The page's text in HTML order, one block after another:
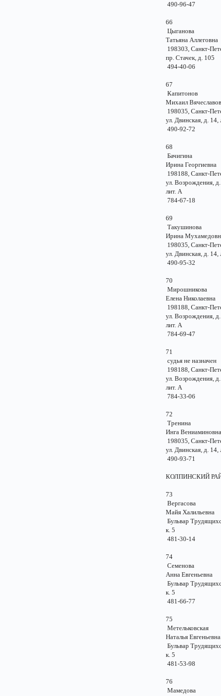
490-96-47
66
Цыганова
Татьяна
198303, Санкт-
пр. Стачек, д.
494-40-06
67
Капитонов
Михаил
198035, Санкт-
ул. Двинская, д. 14,
490-92-72
68
Бачигина
Ирина
198188, Санкт-
ул. Возрождения,
лит. А
784-67-18
69
Такушинова
Ирина
198035, Санкт-
ул. Двинская, д. 14,
490-95-32
70
Елена
198188, Санкт-
ул. Возрождения,
лит. А
784-69-47
71
судья не
198188, Санкт-
ул. Возрождения,
лит. А
784-33-06
72
Тренина
Инга
198035, Санкт-
ул. Двинская, д. 14,
490-93-71
73
Вергасова
Майя
Бульвар
к. 5
481-30-14
74
Семенова
Анна
Бульвар
к. 5
481-66-77
75
Наталья
Бульвар
к. 5
481-53-98
76
Мамедова